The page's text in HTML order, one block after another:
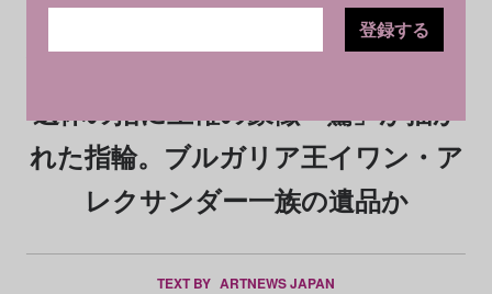
2024.07.29
遺体の指に王権の象徴「鷲」が描か
れた指輪。ブルガリア王イワン・ア
レクサンダー一族の遺品か
TEXT BY ARTNEWS JAPAN
登録する